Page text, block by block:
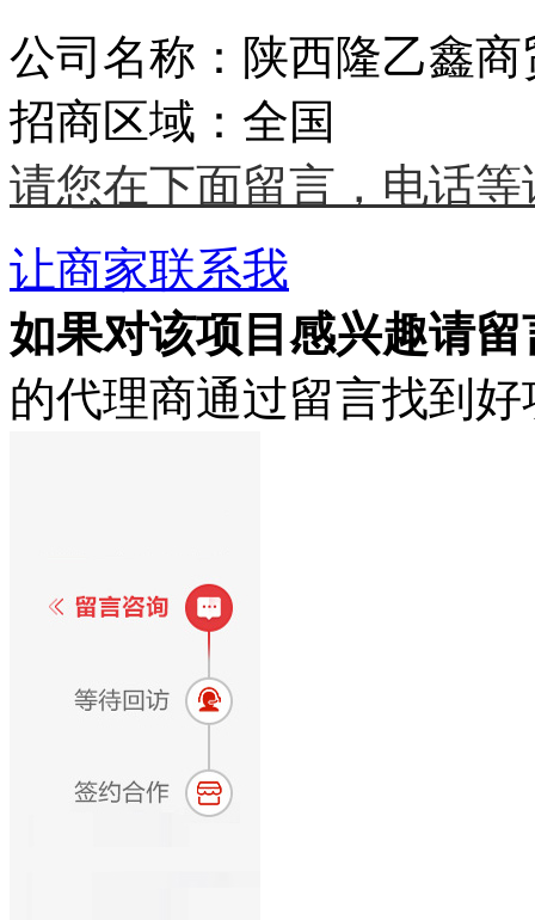
公司名称：陕西隆乙鑫
招商区域：全国
请您在下面留言，电话
让商家联系我
如果对该项目感兴趣请留
的代理商通过留言找到